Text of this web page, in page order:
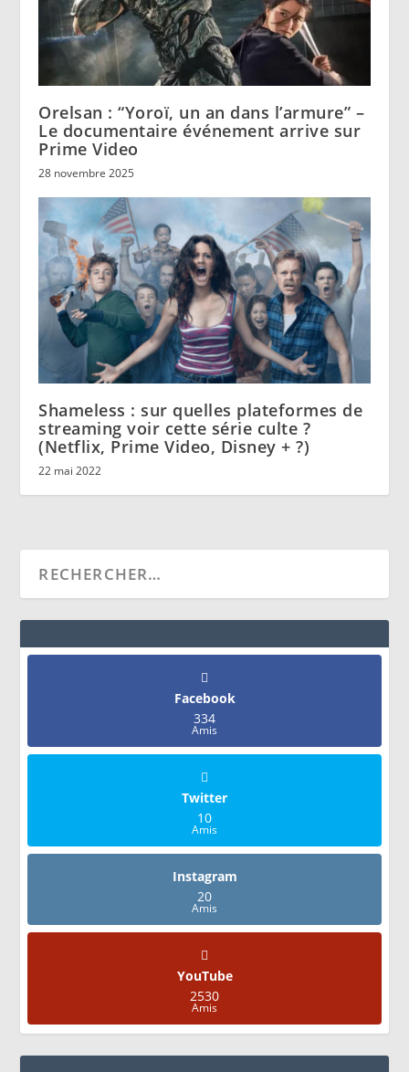
Orelsan : “Yoroï, un an dans l’armure” –
Le documentaire événement arrive sur
Prime Video
28 novembre 2025
Shameless : sur quelles plateformes de
streaming voir cette série culte ?
(Netflix, Prime Video, Disney + ?)
22 mai 2022
Facebook
334
Amis
Twitter
10
Amis
Instagram
20
Amis
YouTube
2530
Amis